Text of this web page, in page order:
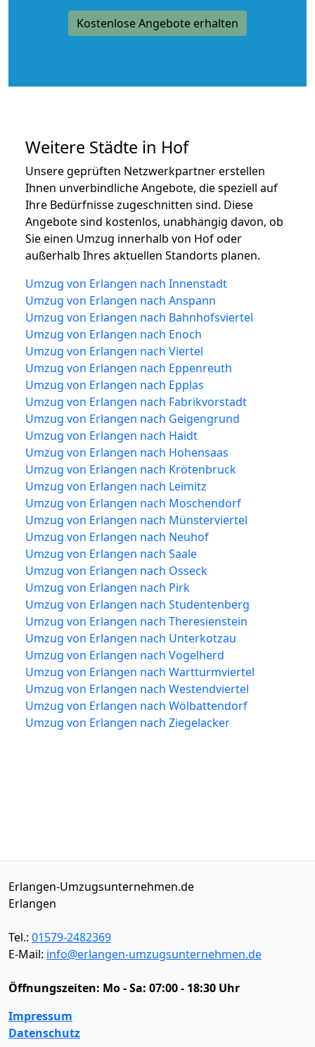
Kostenlose Angebote erhalten
Weitere Städte in Hof
Unsere geprüften Netzwerkpartner erstellen
Ihnen unverbindliche Angebote, die speziell auf
Ihre Bedürfnisse zugeschnitten sind. Diese
Angebote sind kostenlos, unabhängig davon, ob
Sie einen Umzug innerhalb von Hof oder
außerhalb Ihres aktuellen Standorts planen.
Umzug von Erlangen nach Innenstadt
Umzug von Erlangen nach Anspann
Umzug von Erlangen nach Bahnhofsviertel
Umzug von Erlangen nach Enoch
Umzug von Erlangen nach Viertel
Umzug von Erlangen nach Eppenreuth
Umzug von Erlangen nach Epplas
Umzug von Erlangen nach Fabrikvorstadt
Umzug von Erlangen nach Geigengrund
Umzug von Erlangen nach Haidt
Umzug von Erlangen nach Hohensaas
Umzug von Erlangen nach Krötenbruck
Umzug von Erlangen nach Leimitz
Umzug von Erlangen nach Moschendorf
Umzug von Erlangen nach Münsterviertel
Umzug von Erlangen nach Neuhof
Umzug von Erlangen nach Saale
Umzug von Erlangen nach Osseck
Umzug von Erlangen nach Pirk
Umzug von Erlangen nach Studentenberg
Umzug von Erlangen nach Theresienstein
Umzug von Erlangen nach Unterkotzau
Umzug von Erlangen nach Vogelherd
Umzug von Erlangen nach Wartturmviertel
Umzug von Erlangen nach Westendviertel
Umzug von Erlangen nach Wölbattendorf
Umzug von Erlangen nach Ziegelacker
Erlangen-Umzugsunternehmen.de
Erlangen
Tel.: 01579-2482369
E-Mail: info@erlangen-umzugsunternehmen.de
Öffnungszeiten: Mo - Sa: 07:00 - 18:30 Uhr
Impressum
Datenschutz